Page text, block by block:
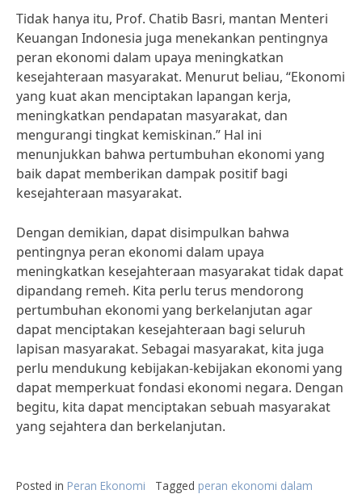
Tidak hanya itu, Prof. Chatib Basri, mantan Menteri
Keuangan Indonesia juga menekankan pentingnya
peran ekonomi dalam upaya meningkatkan
kesejahteraan masyarakat. Menurut beliau, “Ekonomi
yang kuat akan menciptakan lapangan kerja,
meningkatkan pendapatan masyarakat, dan
mengurangi tingkat kemiskinan.” Hal ini
menunjukkan bahwa pertumbuhan ekonomi yang
baik dapat memberikan dampak positif bagi
kesejahteraan masyarakat.
Dengan demikian, dapat disimpulkan bahwa
pentingnya peran ekonomi dalam upaya
meningkatkan kesejahteraan masyarakat tidak dapat
dipandang remeh. Kita perlu terus mendorong
pertumbuhan ekonomi yang berkelanjutan agar
dapat menciptakan kesejahteraan bagi seluruh
lapisan masyarakat. Sebagai masyarakat, kita juga
perlu mendukung kebijakan-kebijakan ekonomi yang
dapat memperkuat fondasi ekonomi negara. Dengan
begitu, kita dapat menciptakan sebuah masyarakat
yang sejahtera dan berkelanjutan.
Posted in Peran Ekonomi Tagged peran ekonomi dalam